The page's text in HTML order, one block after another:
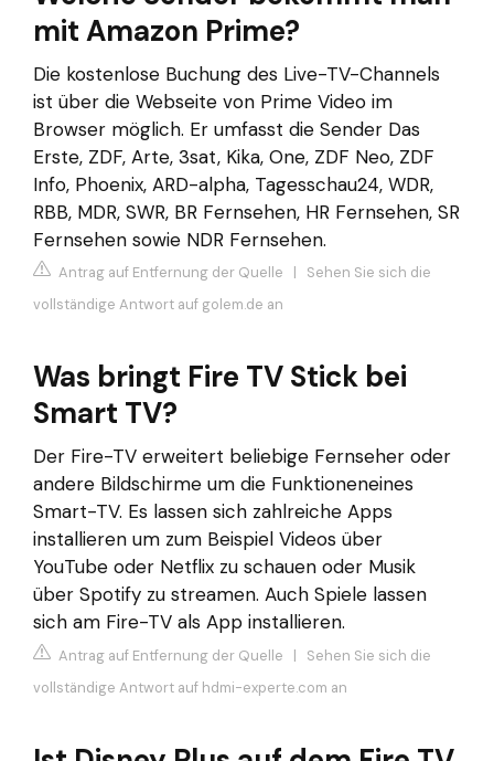
mit Amazon Prime?
Die kostenlose Buchung des Live-TV-Channels
ist über die Webseite von Prime Video im
Browser möglich. Er umfasst die Sender Das
Erste, ZDF, Arte, 3sat, Kika, One, ZDF Neo, ZDF
Info, Phoenix, ARD-alpha, Tagesschau24, WDR,
RBB, MDR, SWR, BR Fernsehen, HR Fernsehen, SR
Fernsehen sowie NDR Fernsehen.
Antrag auf Entfernung der Quelle | Sehen Sie sich die
vollständige Antwort auf golem.de an
Was bringt Fire TV Stick bei
Smart TV?
Der Fire-TV erweitert beliebige Fernseher oder
andere Bildschirme um die Funktioneneines
Smart-TV. Es lassen sich zahlreiche Apps
installieren um zum Beispiel Videos über
YouTube oder Netflix zu schauen oder Musik
über Spotify zu streamen. Auch Spiele lassen
sich am Fire-TV als App installieren.
Antrag auf Entfernung der Quelle | Sehen Sie sich die
vollständige Antwort auf hdmi-experte.com an